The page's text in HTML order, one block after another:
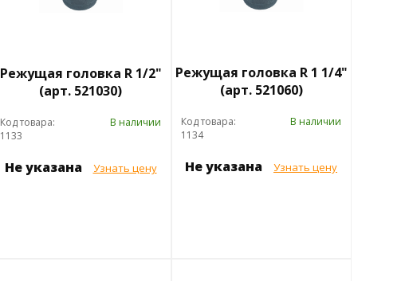
Режущая головка R 1/2"
(арт. 521030)
Код товара:
1133
В наличии
Не указана Узнать цену
Режущая головка R 1 1/4"
(арт. 521060)
Код товара:
1134
В наличии
Не указана Узнать цену